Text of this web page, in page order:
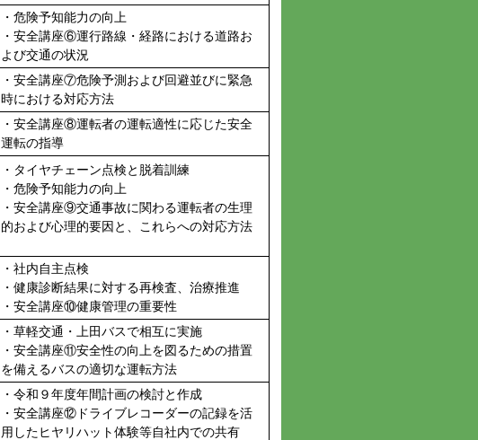
・危険予知能力の向上
・安全講座⑥運行路線・経路における道路お
よび交通の状況
・安全講座⑦危険予測および回避並びに緊急
時における対応方法
・安全講座⑧運転者の運転適性に応じた安全
運転の指導
・タイヤチェーン点検と脱着訓練
・危険予知能力の向上
・安全講座⑨交通事故に関わる運転者の生理
的および心理的要因と、これらへの対応方法
・社内自主点検
・健康診断結果に対する再検査、治療推進
・安全講座⑩健康管理の重要性
・草軽交通・上田バスで相互に実施
・安全講座⑪安全性の向上を図るための措置
を備えるバスの適切な運転方法
・令和９年度年間計画の検討と作成
・安全講座⑫ドライブレコーダーの記録を活
用したヒヤリハット体験等自社内での共有